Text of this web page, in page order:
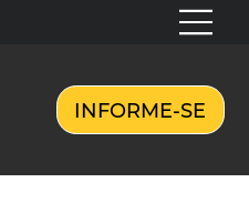
INFORME-SE